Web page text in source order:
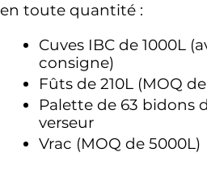
en toute quantité :
Cuves IBC de 1000L
consigne)
Fûts de 210L (MOQ
Palette de 63 bidons
verseur
Vrac (MOQ de 5000L)